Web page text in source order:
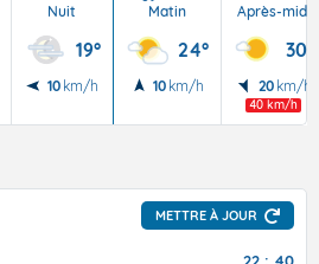
Nuit
19°
10 km/h
Matin
24°
10 km/h
Après-midi
30°
20 km/h
40 km/h
METTRE À JOUR